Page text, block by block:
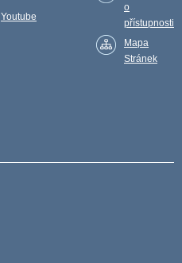
Youtube
o
přístupnosti
Mapa
Stránek